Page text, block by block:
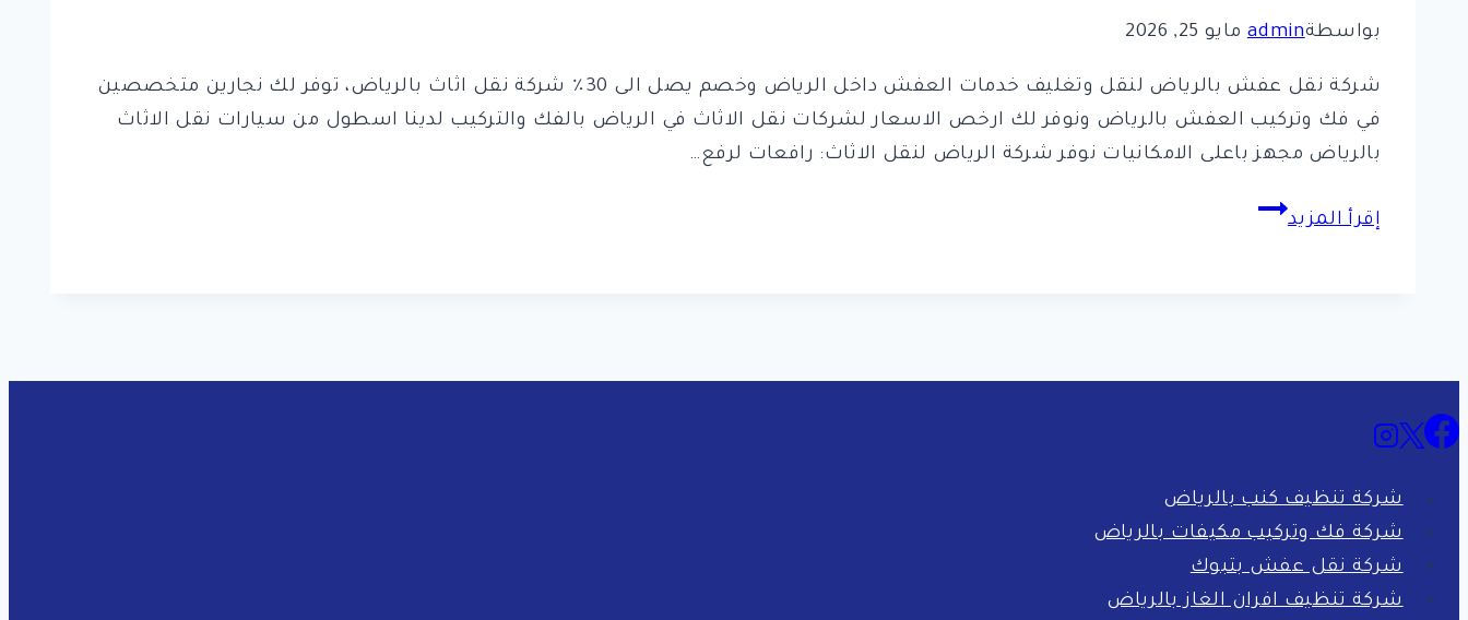
بواسطةadmin مايو 25, 2026
شركة نقل عفش بالرياض لنقل وتغليف خدمات العفش داخل الرياض وخصم يصل الى 30٪ شركة نقل اثاث بالرياض، توفر لك نجارين متخصصين
في فك وتركيب العفش بالرياض ونوفر لك ارخص الاسعار لشركات نقل الاثاث في الرياض بالفك والتركيب لدينا اسطول من سيارات نقل الاثاث
بالرياض مجهز باعلى الامكانيات نوفر شركة الرياض لنقل الاثاث: رافعات لرفع…
إقرأ المزيد
شركة
مع
شركة تنظيف كنب بالرياض
شركة فك وتركيب مكيفات بالرياض
شركة نقل عفش بتبوك
شركة تنظيف افران الغاز بالرياض